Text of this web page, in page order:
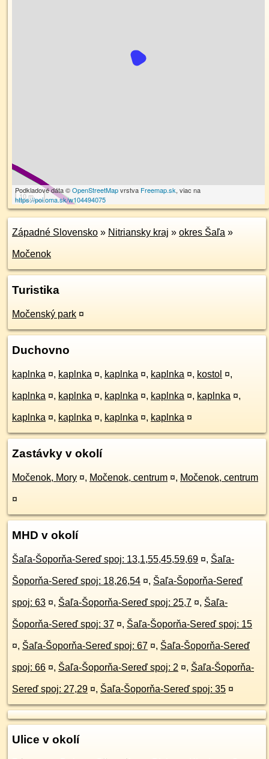
10 m
Podkladové dáta ©OpenStreetMapvrstva Freemap.sk, viac na
https://poi.oma.sk/w104494075
Západné Slovensko » Nitriansky kraj » okres Šaľa »
Močenok
Turistika
Močenský park ¤
Duchovno
kaplnka ¤, kaplnka ¤, kaplnka ¤, kaplnka ¤, kostol ¤,
kaplnka ¤, kaplnka ¤, kaplnka ¤, kaplnka ¤, kaplnka ¤,
kaplnka ¤, kaplnka ¤, kaplnka ¤, kaplnka ¤
Zastávky v okolí
Močenok, Mory ¤, Močenok, centrum ¤, Močenok, centrum
¤
MHD v okolí
Šaľa-Šoporňa-Sereď spoj: 13,1,55,45,59,69 ¤, Šaľa-
Šoporňa-Sereď spoj: 18,26,54 ¤, Šaľa-Šoporňa-Sereď
spoj: 63 ¤, Šaľa-Šoporňa-Sereď spoj: 25,7 ¤, Šaľa-
Šoporňa-Sereď spoj: 37 ¤, Šaľa-Šoporňa-Sereď spoj: 15
¤, Šaľa-Šoporňa-Sereď spoj: 67 ¤, Šaľa-Šoporňa-Sereď
spoj: 66 ¤, Šaľa-Šoporňa-Sereď spoj: 2 ¤, Šaľa-Šoporňa-
Sereď spoj: 27,29 ¤, Šaľa-Šoporňa-Sereď spoj: 35 ¤
Ulice v okolí